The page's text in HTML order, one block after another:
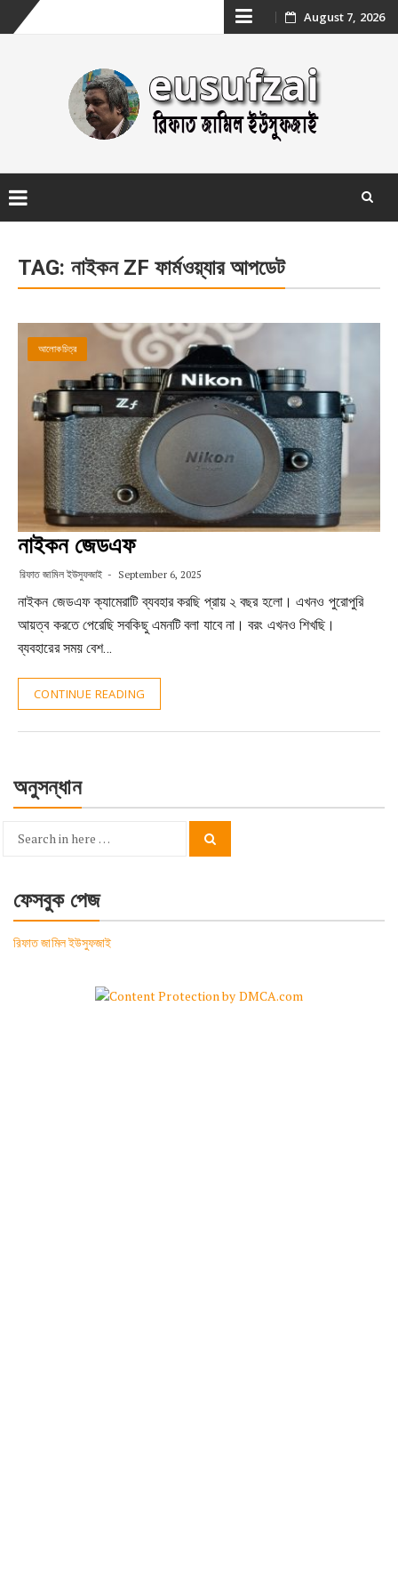
Skip
content
August 7, 2026
content
TAG: নাইকন ZF ফার্মওয়্যার আপডেট
আলোকচিত্র
নাইকন জেডএফ
রিফাত জামিল ইউসুফজাই September 6, 2025
নাইকন জেডএফ ক্যামেরাটি ব্যবহার করছি প্রায় ২ বছর হলো। এখনও পুরোপুরি
আয়ত্ব করতে পেরেছি সবকিছু এমনটি বলা যাবে না। বরং এখনও শিখছি।
ব্যবহারের সময় বেশ…
CONTINUE READING
অনুসন্ধান
Search
ফেসবুক পেজ
রিফাত জামিল ইউসুফজাই